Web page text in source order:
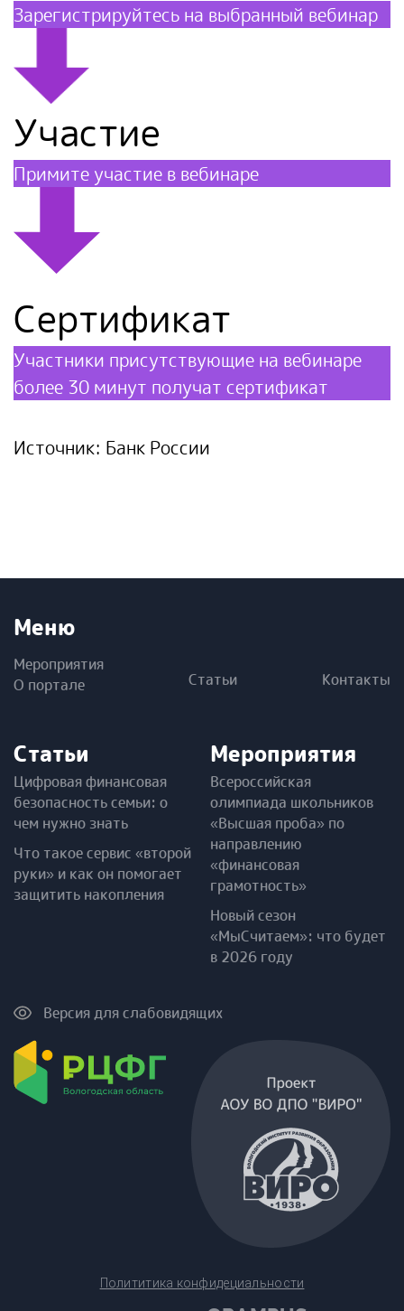
Зарегистрируйтесь на выбранный вебинар
Участие
Примите участие в вебинаре
Сертификат
Участники присутствующие на вебинаре
более 30 минут получат сертификат
Источник: Банк России
Меню
Мероприятия
О портале
Статьи Контакты
Статьи
Цифровая финансовая
безопасность семьи: о
чем нужно знать
Что такое сервис «второй
руки» и как он помогает
защитить накопления
Мероприятия
Всероссийская
олимпиада школьников
«Высшая проба» по
направлению
«финансовая
грамотность»
Новый сезон
«МыСчитаем»: что будет
в 2026 году
Версия для слабовидящих
Полититика конфидециальности